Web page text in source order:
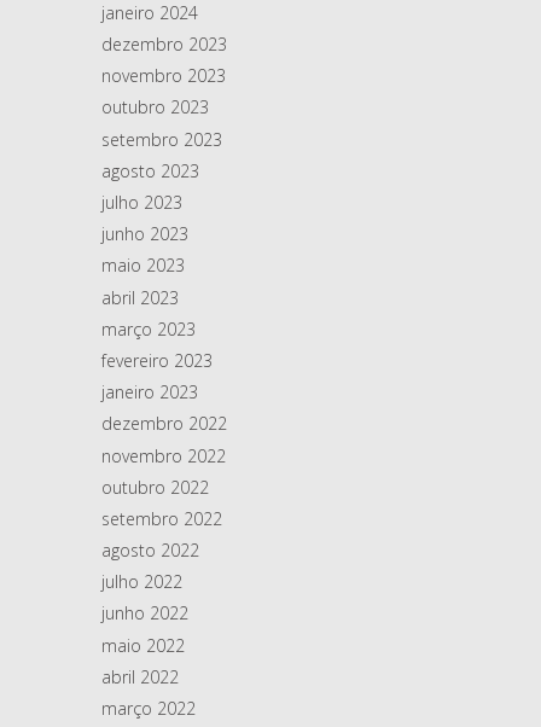
janeiro 2024
dezembro 2023
novembro 2023
outubro 2023
setembro 2023
agosto 2023
julho 2023
junho 2023
maio 2023
abril 2023
março 2023
fevereiro 2023
janeiro 2023
dezembro 2022
novembro 2022
outubro 2022
setembro 2022
agosto 2022
julho 2022
junho 2022
maio 2022
abril 2022
março 2022